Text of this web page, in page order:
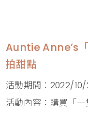
Auntie Anne’s
拍甜點
活動期間：2022/
活動內容：購買「